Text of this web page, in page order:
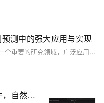
测中的强大应用与实现
时间序列分析是数据科学和机器学习中一个重要的研究领域，广泛应用于金融市场、天气预报、能源管理、交通预测、健康监控等多个领域。时间序列数据具有顺序相关性，通常展示出时间上较强的依赖性，因此简单的传统回归模型往往不能捕捉其中复杂的动态特征。深度学习通过其非线性建模能力和层次结构的特征提取能力，能够有效地捕捉复杂的时间相关性和非线性动态变化模式，从而在时间序列分析中展现出极大的潜力。
阿里通义推出SmartVscode插件，自然语言控制VS Code，轻松开发应用，核心技术开源！